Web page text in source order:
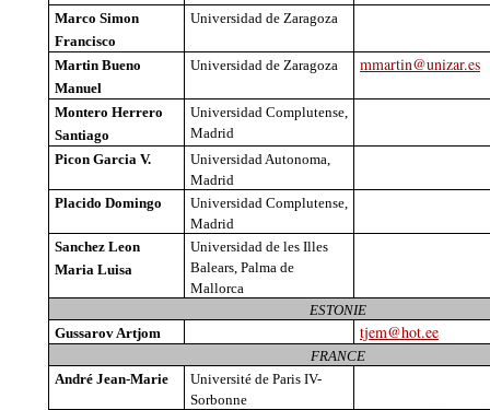
Marco Simon
Francisco
Universidadde Zaragoza
Martin Bueno
Manuel
Universidadde Zaragoza mmartin@unizar.es
Montero Herrero
Santiago
Universidad Complutense,
Madrid
Picon Garcia V.
UniversidadAutonoma,
Madrid
Placido Domingo Universidad Complutense,
Madrid
Sanchez Leon
Maria Luisa
Universidadde les Illes
Balears, Palma de
Mallorca
ESTONIE
GussarovArtjom tjem@hot.ee
FRANCE
André Jean-Marie
Université de Paris IV-
Sorbonne